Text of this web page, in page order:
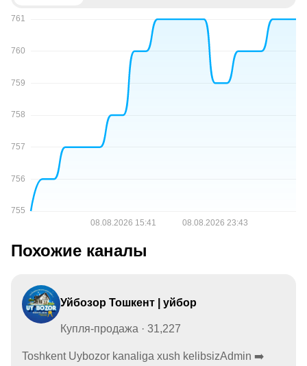
Похожие каналы
Уйбозор Тошкент | уйбор
Купля-продажа · 31,227
Toshkent Uybozor kanaliga xush kelibsizAdmin ➡️